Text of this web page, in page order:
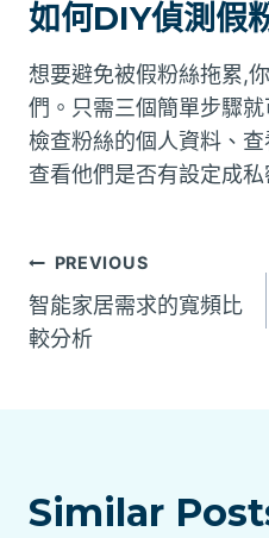
如何DIY偵測假
想要避免被假粉絲拖累,
們。只需三個簡單步驟
檢查粉絲的個人資料、
查看他們是否有設定成私
文
章
PREVIOUS
智能家居需求的寬頻比
較分析
Similar